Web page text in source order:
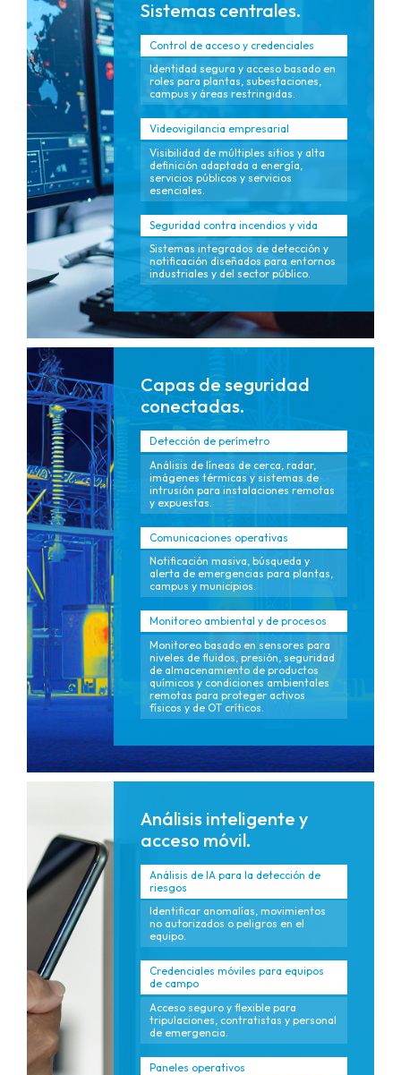
Sistemas centrales.
Control de acceso y credenciales
Identidad segura y acceso basado en
roles para plantas, subestaciones,
campus y áreas restringidas.
Videovigilancia empresarial
Visibilidad de múltiples sitios y alta
definición adaptada a energía,
servicios públicos y servicios
esenciales.
Seguridad contra incendios y vida
Sistemas integrados de detección y
notificación diseñados para entornos
industriales y del sector público.
Capas de seguridad
conectadas.
Detección de perímetro
Análisis de líneas de cerca, radar,
imágenes térmicas y sistemas de
intrusión para instalaciones remotas
y expuestas.
Comunicaciones operativas
Notificación masiva, búsqueda y
alerta de emergencias para plantas,
campus y municipios.
Monitoreo ambiental y de procesos
Monitoreo basado en sensores para
niveles de fluidos, presión, seguridad
de almacenamiento de productos
químicos y condiciones ambientales
remotas para proteger activos
físicos y de OT críticos.
Análisis inteligente y
acceso móvil.
Análisis de IA para la detección de
riesgos
Identificar anomalías, movimientos
no autorizados o peligros en el
equipo.
Credenciales móviles para equipos
de campo
Acceso seguro y flexible para
tripulaciones, contratistas y personal
de emergencia.
Paneles operativos